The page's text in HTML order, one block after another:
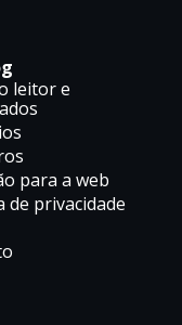
leitor e
para a web
de privacidade